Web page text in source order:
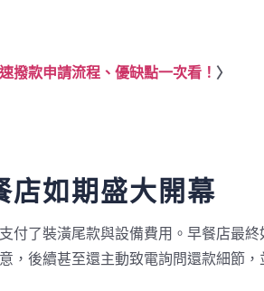
撥款申請流程、優缺點一次看！ 〉
店如期盛大開幕
付了裝潢尾款與設備費用。早餐店最終
，後續甚至還主動致電詢問還款細節